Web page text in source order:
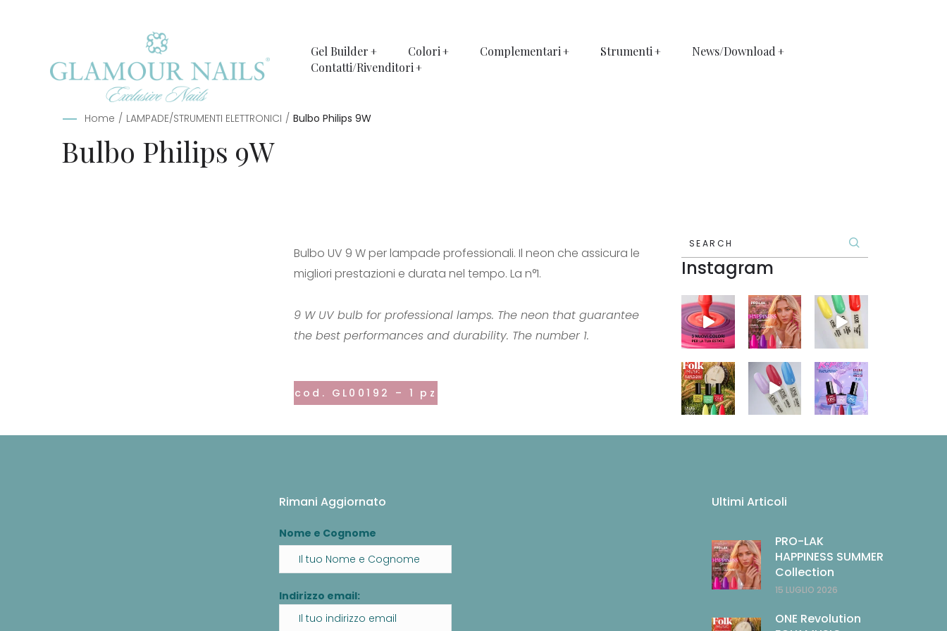
Gel Builder Colori Complementari Strumenti
News/Download
Contatti/Rivenditori
Home / LAMPADE/STRUMENTI ELETTRONICI / Bulbo Philips 9W
Bulbo Philips 9W
Bulbo UV 9 W per lampade professionali. Il neon che assicura le
migliori prestazioni e durata nel tempo. La n°1.
9 W UV bulb for professional lamps. The neon that guarantee
the best performances and durability. The number 1.
cod. GL00192 – 1 pz
SEARCH
Instagram
Rimani Aggiornato
Nome e Cognome
Indirizzo email:
Ultimi Articoli
15 LUGLIO 2026
PRO-LAK
HAPPINESS SUMMER
Collection
ONE Revolution